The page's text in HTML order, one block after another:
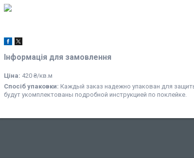
Інформація для замовлення
Ціна: 420 ₴/кв.м
Спосіб упаковки: Каждый заказ надежно упакован для
будут укомплектованы подробной инструкцией по поклейке.